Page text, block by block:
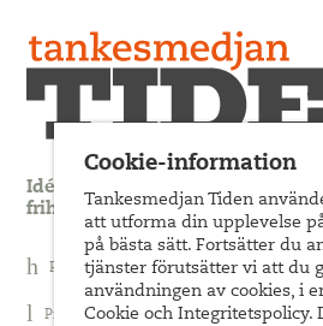
Idédebatt och analys som
frihets- och jämlikhetssträvan
Prenumerera på nyhetsbrev
Prenumerera på Tiden Magasin
Cookie-information
Tankesmedjan Tiden
att utforma din upplevelse
på bästa sätt. Fortsätter du
tjänster förutsätter vi att du
användningen av cookies, i
Cookie och Integritetspolicy.